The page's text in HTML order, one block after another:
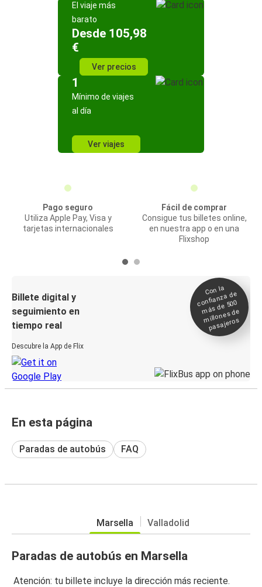
El viaje más
barato
Desde 105,98
€
Ver precios
1
Mínimo de viajes
al día
Ver viajes
Pago seguro
Utiliza Apple Pay, Visa y
tarjetas internacionales
Fácil de comprar
Consigue tus billetes online,
en nuestra app o en una
Flixshop
Billete digital y
seguimiento en
tiempo real
Descubre la App de Flix
Con la
confianza de
más de 500
millones de
pasajeros
En esta página
Paradas de autobús FAQ
Marsella Valladolid
Paradas de autobús en Marsella
Atención: tu billete incluye la dirección más reciente.